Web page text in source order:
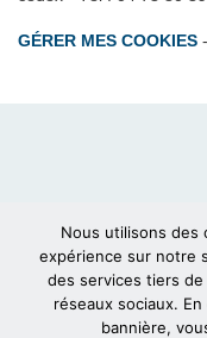
GÉRER MES COOKIES -
Nous utilisons des
expérience sur notre
des services tiers
réseaux sociaux.
bannière,